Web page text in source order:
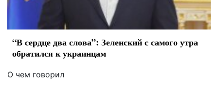
“В сердце два слова”: Зеленский с самого утра
обратился к украинцам
О чем говорил